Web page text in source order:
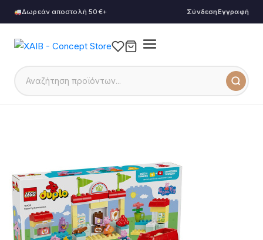
Δωρεάν αποστολή 50€+ ΣύνδεσηΕγγραφή